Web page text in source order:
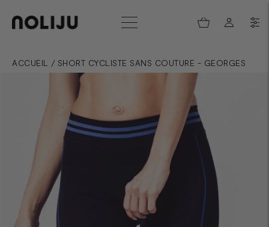
ACCUEIL / SHORT CYCLISTE SANS COUTURE - GEORGES